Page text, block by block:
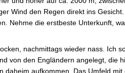
Wind den Regen direkt ins
Nehme die erstbeste Unterkunft,
nachmittags wieder nass. Ich
von den Engländern angelegt, die
aufkommen. Das Umfeld